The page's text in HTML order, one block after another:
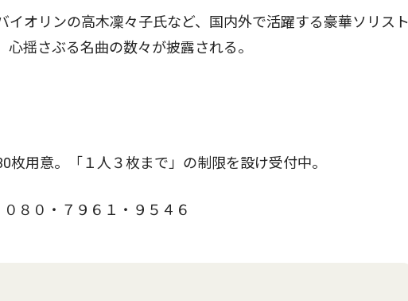
オリンの高木凜々子氏など、国内外で活躍する豪華ソリスト
揺さぶる名曲の数々が披露される。
用意。「１人３枚まで」の制限を設け受付中。
８０・７９６１・９５４６